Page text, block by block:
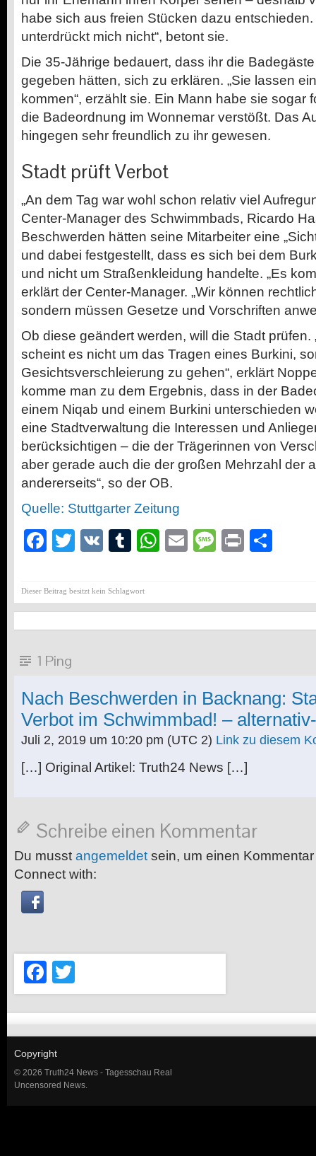
habe sich aus freien Stücken dazu entschieden.
unterdrückt mich nicht“, betont sie.
Die 35-Jährige bedauert, dass ihr die
gegeben hätten, sich zu erklären. „Sie lassen
kommen“, erzählt sie. Ein Mann habe sie sogar
die Badeordnung im Wonnemar verstößt. Das
hingegen sehr freundlich zu ihr gewesen.
Stadt prüft Verbot
„An dem Tag war wohl schon relativ viel
Center-Manager des Schwimmbads, Ricardo
Beschwerden hätten seine Mitarbeiter eine
und dabei festgestellt, dass es sich bei dem
und nicht um Straßenkleidung handelte. „Es
erklärt der Center-Manager. „Wir können
sondern müssen Gesetze und Vorschriften
Ob diese geändert werden, will die Stadt prüfen.
scheint es nicht um das Tragen eines Burkini,
Gesichtsverschleierung zu gehen“, erklärt
komme man zu dem Ergebnis, dass in der
einem Niqab und einem Burkini unterschieden
eine Stadtverwaltung die Interessen und
berücksichtigen – die der Trägerinnen von
aber gerade auch die der großen Mehrzahl der
andererseits“, so der OB.
Quelle: Stuttgarter Zeitung
Facebook
Twitter
VK Tumblr
WhatsApp
EmailMessage
Print
Dieser Beitrag besitzt kein Schlagwort
1 Ping
Nach Beschwerden in Backnang:
Verbot im Schwimmbad! –
Juli 2, 2019 um 10:20 pm (UTC 2) Link zu diesem
[…] Original Artikel: Truth24 News […]
Schreibe einen Kommentar
Du musst angemeldet sein, um einen
Connect with:
Facebook
Copyright
© 2026 Truth24 News - Tagesschau Real
Uncensored News.